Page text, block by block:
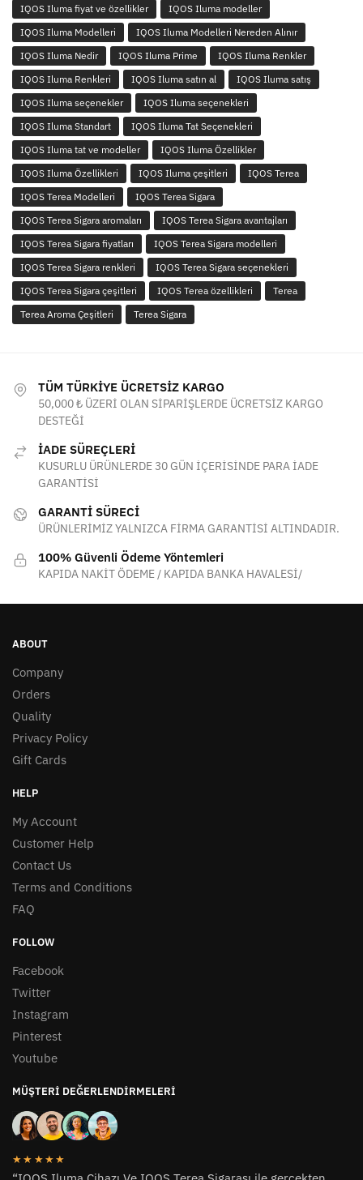
IQOS Iluma fiyat ve özellikler
IQOS Iluma modeller
IQOS Iluma Modelleri
IQOS Iluma Modelleri Nereden Alınır
IQOS Iluma Nedir
IQOS Iluma Prime
IQOS Iluma Renkler
IQOS Iluma Renkleri
IQOS Iluma satın al
IQOS Iluma satış
IQOS Iluma seçenekler
IQOS Iluma seçenekleri
IQOS Iluma Standart
IQOS Iluma Tat Seçenekleri
IQOS Iluma tat ve modeller
IQOS Iluma Özellikler
IQOS Iluma Özellikleri
IQOS Iluma çeşitleri
IQOS Terea
IQOS Terea Modelleri
IQOS Terea Sigara
IQOS Terea Sigara aromaları
IQOS Terea Sigara avantajları
IQOS Terea Sigara fiyatları
IQOS Terea Sigara modelleri
IQOS Terea Sigara renkleri
IQOS Terea Sigara seçenekleri
IQOS Terea Sigara çeşitleri
IQOS Terea özellikleri
Terea
Terea Aroma Çeşitleri
Terea Sigara
TÜM TÜRKİYE ÜCRETSİZ KARGO
50,000 ₺ ÜZERİ OLAN SİPARİŞLERDE ÜCRETSİZ KARGO
DESTEĞİ
İADE SÜREÇLERİ
KUSURLU ÜRÜNLERDE 30 GÜN İÇERİSİNDE PARA İADE
GARANTİSİ
GARANTİ SÜRECİ
ÜRÜNLERİMİZ YALNIZCA FİRMA GARANTİSİ ALTINDADIR.
100% Güvenli Ödeme Yöntemleri
KAPIDA NAKİT ÖDEME / KAPIDA BANKA HAVALESİ/
ABOUT
Company
Orders
Quality
Privacy Policy
Gift Cards
HELP
My Account
Customer Help
Contact Us
Terms and Conditions
FAQ
FOLLOW
Facebook
Twitter
Instagram
Pinterest
Youtube
MÜŞTERI DEĞERLENDIRMELERI
★★★★★